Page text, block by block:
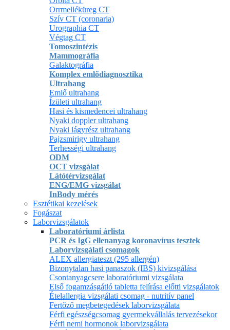
Orrmelléküreg CT
Szív CT (coronaria)
Urographia CT
Végtag CT
Tomoszintézis
Mammográfia
Galaktográfia
Komplex emlődiagnosztika
Ultrahang
Emlő ultrahang
Ízületi ultrahang
Hasi és kismedencei ultrahang
Nyaki doppler ultrahang
Nyaki lágyrész ultrahang
Pajzsmirigy ultrahang
Terhességi ultrahang
ODM
OCT vizsgálat
Látótérvizsgálat
ENG/EMG vizsgálat
InBody mérés
Esztétikai kezelések
Fogászat
Laborvizsgálatok
Laboratóriumi árlista
PCR és IgG ellenanyag koronavírus tesztek
Laborvizsgálati csomagok
ALEX allergiateszt (295 allergén)
Bizonytalan hasi panaszok (IBS) kivizsgálása
Csontanyagcsere laboratóriumi vizsgálata
Első fogamzásgátló tabletta felírása előtti vizsgálatok
Ételallergia vizsgálati csomag - nutritív panel
Fertőző megbetegedések laborvizsgálata
Férfi egészségcsomag gyermekvállalás tervezésekor
Férfi nemi hormonok laborvizsgálata